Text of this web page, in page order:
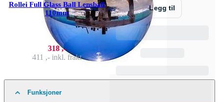
Rollei Full Glass Ball Lensball
110mm
318 ,-
411 ,-inkl. frakt
Legg til
Funksjoner